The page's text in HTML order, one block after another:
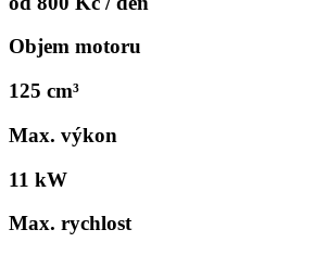
Objem motoru
125 cm³
Max. výkon
11 kW
Max. rychlost